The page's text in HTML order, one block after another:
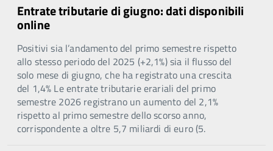
Entrate tributarie di giugno: dati disponibili
online
Positivi sia l’andamento del primo semestre rispetto
allo stesso periodo del 2025 (+2,1%) sia il flusso del
solo mese di giugno, che ha registrato una crescita
del 1,4% Le entrate tributarie erariali del primo
semestre 2026 registrano un aumento del 2,1%
rispetto al primo semestre dello scorso anno,
corrispondente a oltre 5,7 miliardi di euro (5.